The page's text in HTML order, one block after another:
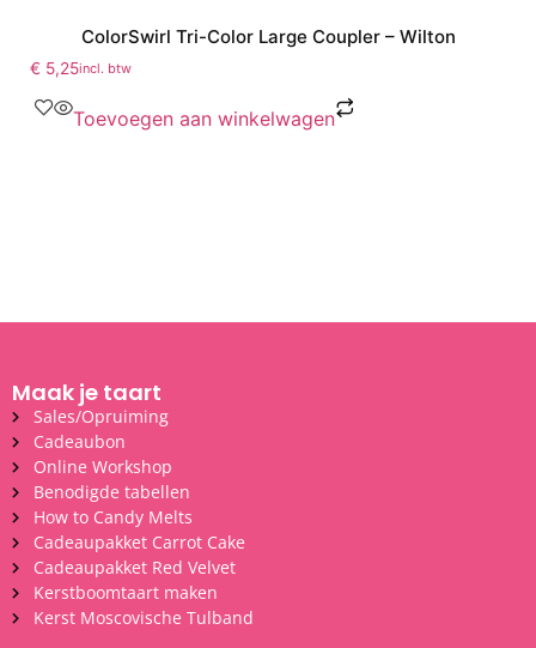
ColorSwirl Tri-Color Large Coupler – Wilton
€ 5,25incl. btw
Toevoegen aan winkelwagen
Maak je taart
Sales/Opruiming
Cadeaubon
Online Workshop
Benodigde tabellen
How to Candy Melts
Cadeaupakket Carrot Cake
Cadeaupakket Red Velvet
Kerstboomtaart maken
Kerst Moscovische Tulband